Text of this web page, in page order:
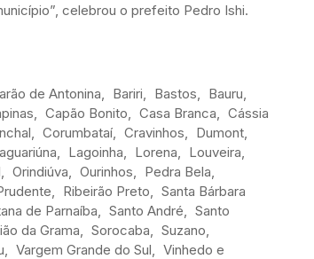
celebrou o prefeito Pedro Ishi.
de Antonina, Bariri, Bastos, Bauru,
Capão Bonito, Casa Branca, Cássia
Corumbataí, Cravinhos, Dumont,
Lagoinha, Lorena, Louveira,
Ourinhos, Pedra Bela,
Ribeirão Preto, Santa Bárbara
de Parnaíba, Santo André, Santo
da Grama, Sorocaba, Suzano,
Vargem Grande do Sul, Vinhedo e